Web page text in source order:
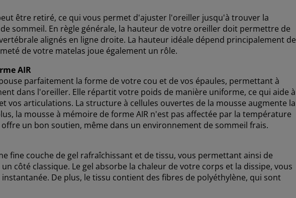
être retiré, ce qui vous permet d'ajuster l'oreiller jusqu'à trouver la
sommeil. En règle générale, la hauteur de votre oreiller doit permettre de
alignés en ligne droite. La hauteur idéale dépend principalement de
de votre matelas joue également un rôle.
AIR
parfaitement la forme de votre cou et de vos épaules, permettant à
dans l'oreiller. Elle répartit votre poids de manière uniforme, ce qui aide à
vos articulations. La structure à cellules ouvertes de la mousse augmente la
la mousse à mémoire de forme AIR n'est pas affectée par la température
un bon soutien, même dans un environnement de sommeil frais.
fine couche de gel rafraîchissant et de tissu, vous permettant ainsi de
côté classique. Le gel absorbe la chaleur de votre corps et la dissipe, vous
De plus, le tissu contient des fibres de polyéthylène, qui sont